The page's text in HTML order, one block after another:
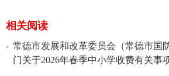
相关阅读
常德市发展和改革委员会（常德市国
门关于2026年春季中小学收费有关事